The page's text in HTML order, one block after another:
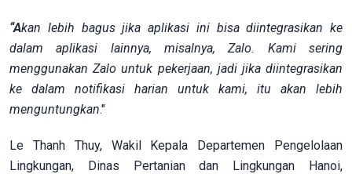
“Akan lebih bagus jika aplikasi ini bisa diintegrasikan ke
dalam aplikasi lainnya, misalnya, Zalo. Kami sering
menggunakan Zalo untuk pekerjaan, jadi jika diintegrasikan
ke dalam notifikasi harian untuk kami, itu akan lebih
menguntungkan."
Le Thanh Thuy, Wakil Kepala Departemen Pengelolaan
Lingkungan, Dinas Pertanian dan Lingkungan Hanoi,